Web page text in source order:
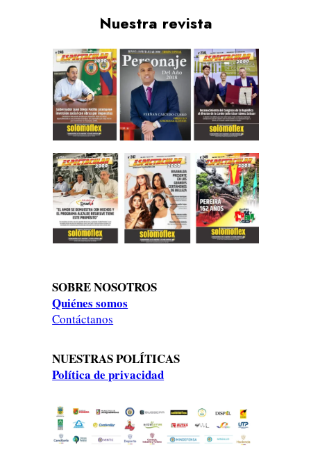
Nuestra revista
SOBRE NOSOTROS
Quiénes somos
Contáctanos
NUESTRAS POLÍTICAS
Política de privacidad